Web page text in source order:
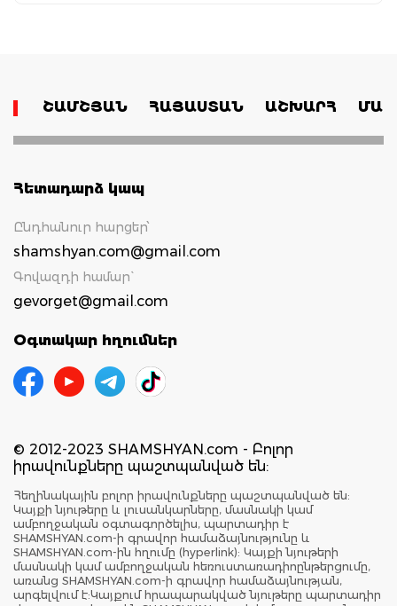
ՇԱՄՇՅԱՆ ՀԱՅԱՍՏԱՆ ԱՇԽԱՐՀ
Հետադարձ կապ
Ընդհանուր հարցեր՝
shamshyan.com@gmail.com
Գովազդի համար`
gevorget@gmail.com
Օգտակար հղումներ
© 2012-2023 SHAMSHYAN.com - Բոլոր
իրավունքները պաշտպանված են:
Հեղինակային բոլոր իրավունքները պաշտպանված են:
Կայքի նյութերը և լուսանկարները, մասնակի կամ
ամբողջական օգտագործելիս, պարտադիր է
SHAMSHYAN.com-ի գրավոր համաձայնությունը և
SHAMSHYAN.com-ին հղումը (hyperlink): Կայքի նյութերի
մասնակի կամ ամբողջական հեռուստառադիոընթերցումը,
առանց SHAMSHYAN.com-ի գրավոր համաձայնության,
արգելվում է:Կայքում հրապարակված նյութերը պարտադիր